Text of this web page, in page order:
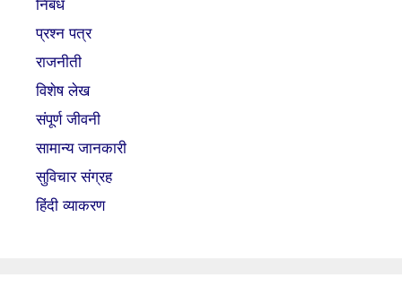
निबंध
प्रश्न पत्र
राजनीती
विशेष लेख
संपूर्ण जीवनी
सामान्य जानकारी
सुविचार संग्रह
हिंदी व्याकरण